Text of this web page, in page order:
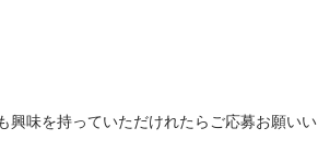
興味を持っていただけれたらご応募お願いい